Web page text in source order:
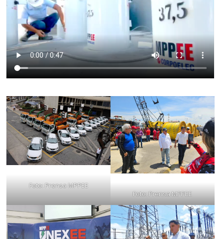
Foto: Prensa MPPEE
Foto: Prensa MPPEE